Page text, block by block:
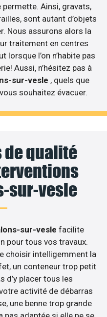
Ainsi, gravats,
sont autant d’objets
Nous assurons alors la
traitement en centres
lorsque l’on n’habite pas
Aussi, n’hésitez pas à
sur-vesle , quels que
souhaitez évacuer.
de qualité
sur-vesle
sur-vesle facilite
pour tous vos travaux.
choisir intelligemment la
un conteneur trop petit
d’y placer tous les
activité de débarras
une benne trop grande